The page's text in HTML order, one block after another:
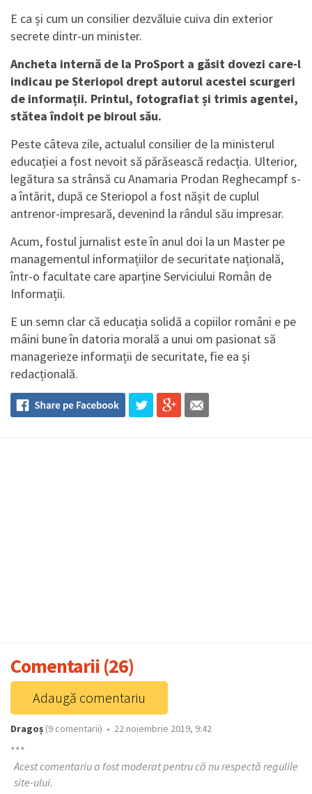
E ca și cum un consilier dezvăluie cuiva din exterior
secrete dintr-un minister.
Ancheta internă de la ProSport a găsit dovezi care-l
indicau pe Steriopol drept autorul acestei scurgeri
de informații. Printul, fotografiat și trimis agentei,
stătea îndoit pe biroul său.
Peste câteva zile, actualul consilier de la ministerul
educației a fost nevoit să părăsească redacția. Ulterior,
legătura sa strânsă cu Anamaria Prodan Reghecampf s-
a întărit, după ce Steriopol a fost nășit de cuplul
antrenor-impresară, devenind la rândul său impresar.
Acum, fostul jurnalist este în anul doi la un Master pe
managementul informațiilor de securitate națională,
într-o facultate care aparține Serviciului Român de
Informații.
E un semn clar că educația solidă a copiilor români e pe
mâini bune în datoria morală a unui om pasionat să
managerieze informații de securitate, fie ea și
redacțională.
Comentarii (26)
Adaugă comentariu
Dragoș (9 comentarii) • 22 noiembrie 2019, 9:42
***
Acest comentariu a fost moderat pentru că nu respectă regulile
site-ului.